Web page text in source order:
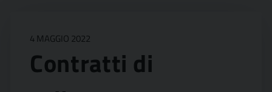
4 MAGGIO 2022
Contratti di